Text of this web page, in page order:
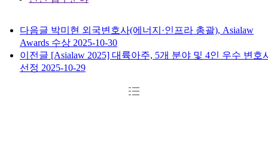
다음글 박미현 외국변호사(에너지·인프라 총괄), Asialaw
Awards 수상 2025-10-30
이전글 [Asialaw 2025] 대륙아주, 5개 분야 및 4인 우수 변호
선정 2025-10-29